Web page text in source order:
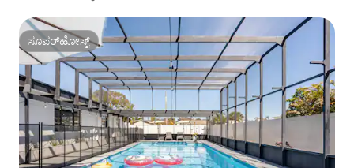
ಸೂಪರ್‌ಹೋಸ್ಟ್
ಸೂಪರ್‌ಹೋಸ್ಟ್